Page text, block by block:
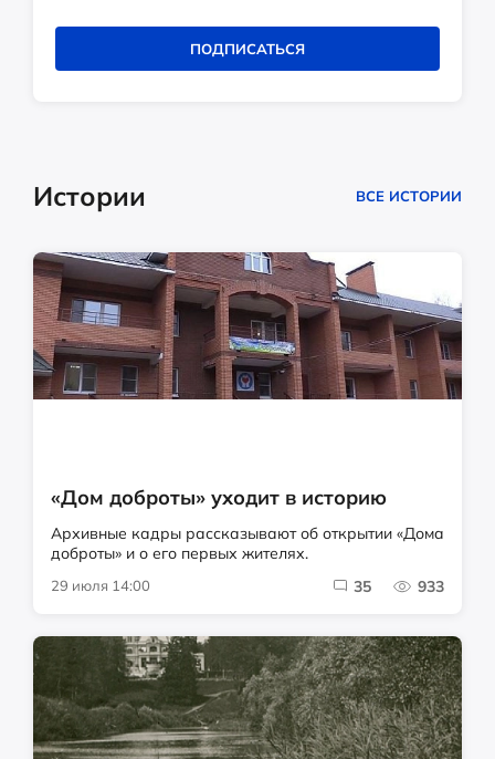
ПОДПИСАТЬСЯ
Истории ВСЕ ИСТОРИИ
«Дом доброты» уходит в историю
Архивные кадры рассказывают об открытии «Дома
доброты» и о его первых жителях.
29 июля 14:00 35 933